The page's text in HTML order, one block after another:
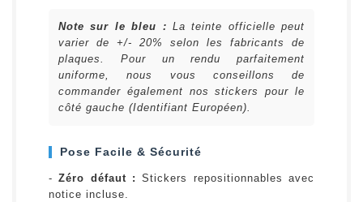
Note sur le bleu : La teinte officielle peut
varier de +/- 20% selon les fabricants de
plaques. Pour un rendu parfaitement
uniforme, nous vous conseillons de
commander également nos stickers pour le
côté gauche (Identifiant Européen).
Pose Facile & Sécurité
-Zéro défaut : Stickers repositionnables avec
notice incluse.